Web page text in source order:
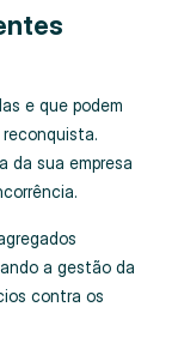
e que podem
da sua empresa
a gestão da
contra os